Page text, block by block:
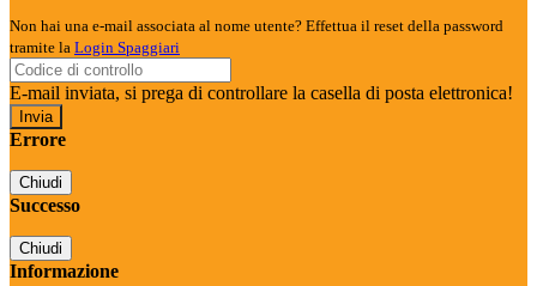
Non hai una e-mail associata al nome utente? Effettua il reset della password
tramite la Login Spaggiari
E-mail inviata, si prega di controllare la casella di posta elettronica!
Errore
Chiudi
Successo
Chiudi
Informazione